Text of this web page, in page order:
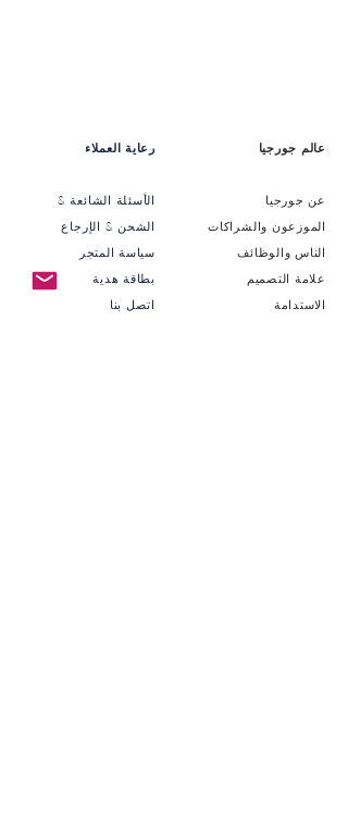
رعاية العملاء
الأسئلة الشائعة &
الشحن & الإرجاع
سياسة المتجر
بطاقة هدية
اتصل بنا
عالم جورجيا
عن جورجيا
الموزعون والشراكات
الناس والوظائف
علامة التصميم
الاستدامة